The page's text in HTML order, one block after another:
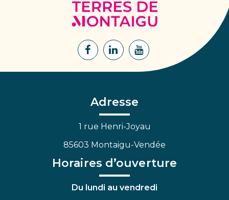
Terres
de
Montaigu
Lien
Facebook
Lien
Lien
Adresse
1 rue Henri-Joyau
85603 Montaigu-Vendée
Horaires d’ouverture
Du lundi au vendredi